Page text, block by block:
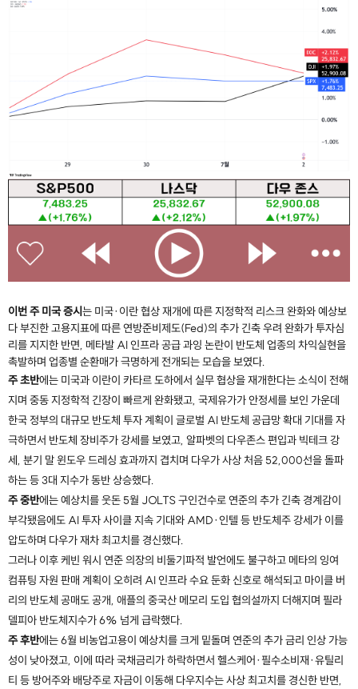
이번 주 미국 증시는 미국·이란 협상 재개에 따른 지정학적 리스크 완화와 예상보
다 부진한 고용지표에 따른 연방준비제도(Fed)의 추가 긴축 우려 완화가 투자심
리를 지지한 반면, 메타발 AI 인프라 공급 과잉 논란이 반도체 업종의 차익실현을
촉발하며 업종별 순환매가 극명하게 전개되는 모습을 보였다.
주 초반에는 미국과 이란이 카타르 도하에서 실무 협상을 재개한다는 소식이 전해
지며 중동 지정학적 긴장이 빠르게 완화됐고, 국제유가가 안정세를 보인 가운데
한국 정부의 대규모 반도체 투자 계획이 글로벌 AI 반도체 공급망 확대 기대를 자
극하면서 반도체 장비주가 강세를 보였고, 알파벳의 다우존스 편입과 빅테크 강
세, 분기 말 윈도우 드레싱 효과까지 겹치며 다우가 사상 처음 52,000선을 돌파
하는 등 3대 지수가 동반 상승했다.
주 중반에는 예상치를 웃돈 5월 JOLTS 구인건수로 연준의 추가 긴축 경계감이
부각됐음에도 AI 투자 사이클 지속 기대와 AMD·인텔 등 반도체주 강세가 이를
압도하며 다우가 재차 최고치를 경신했다.
그러나 이후 케빈 워시 연준 의장의 비둘기파적 발언에도 불구하고 메타의 잉여
컴퓨팅 자원 판매 계획이 오히려 AI 인프라 수요 둔화 신호로 해석되고 마이클 버
리의 반도체 공매도 공개, 애플의 중국산 메모리 도입 협의설까지 더해지며 필라
델피아 반도체지수가 6% 넘게 급락했다.
주 후반에는 6월 비농업고용이 예상치를 크게 밑돌며 연준의 추가 금리 인상 가능
성이 낮아졌고, 이에 따라 국채금리가 하락하면서 헬스케어·필수소비재·유틸리
티 등 방어주와 배당주로 자금이 이동해 다우지수는 사상 최고치를 경신한 반면,